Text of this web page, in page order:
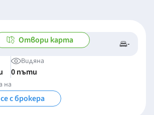
-/- -
Отвори карта
Видяна
0 пъти
на
с брокера